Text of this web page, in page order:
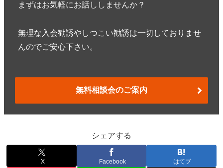
まずはお気軽にお話ししませんか？
無理な入会勧誘やしつこい勧誘は一切しておりませ
んのでご安心下さい。
無料相談会のご案内
シェアする
X Facebook はてブ